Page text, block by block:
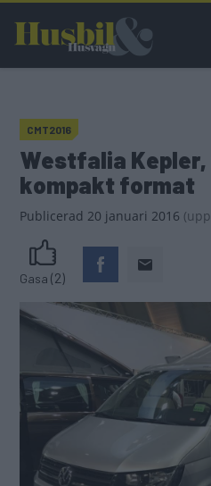
huvudinnehåll
CMT2016
Westfalia
kompakt format
Publicerad 20 januari 2016 (
Gasa (2)